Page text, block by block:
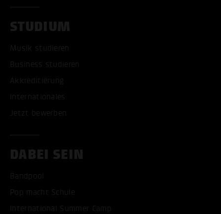
STUDIUM
Musik studieren
Business studieren
Akkreditierung
Internationales
Jetzt bewerben
DABEI SEIN
Bandpool
Pop macht Schule
International Summer Camp